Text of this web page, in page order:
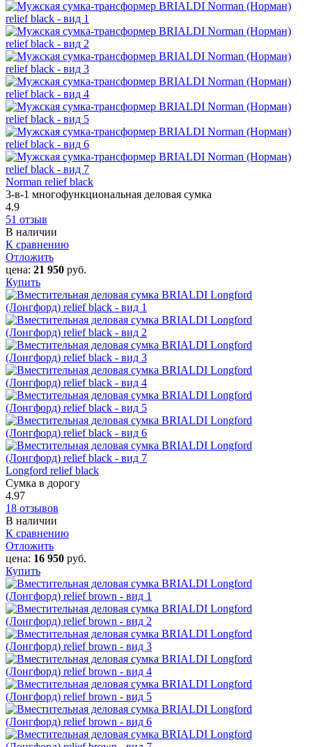
Norman relief black
3-в-1 многофункциональная деловая сумка
4.9
51 отзыв
В наличии
К сравнению
Отложить
цена: 21 950 руб.
Купить
Longford relief black
Сумка в дорогу
4.97
18 отзывов
В наличии
К сравнению
Отложить
цена: 16 950 руб.
Купить